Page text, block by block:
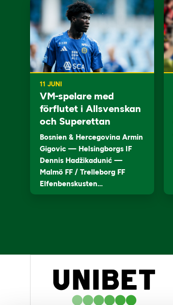
11 JUNI
VM-spelare med
förflutet i Allsvenskan
och Superettan
Bosnien & Hercegovina Armin
Gigovic — Helsingborgs IF
Dennis Hadžikadunić —
Malmö FF / Trelleborg FF
Elfenbenskusten…